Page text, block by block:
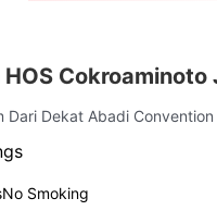
Cokroaminoto
Dari Dekat Abadi
No Smoking